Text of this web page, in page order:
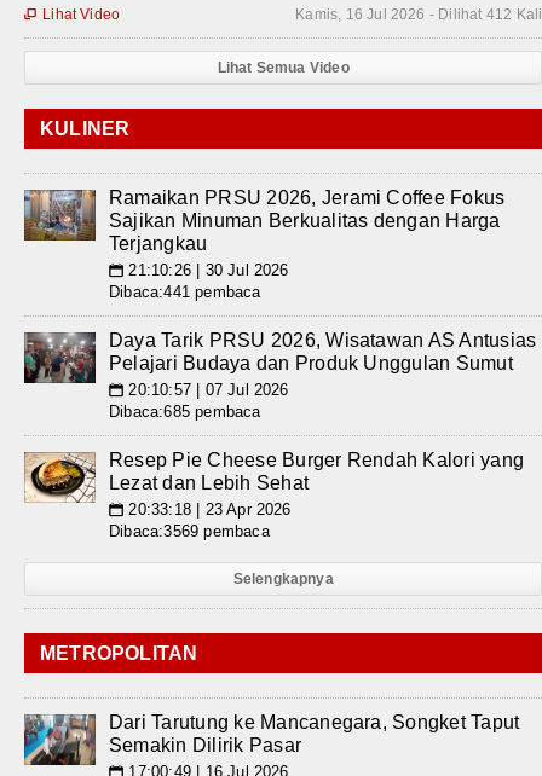
Kamis, 16 Jul 2026 - Dilihat 412 Kali
 Lihat Video
Lihat Semua Video
KULINER
Ramaikan PRSU 2026, Jerami Coffee Fokus
Sajikan Minuman Berkualitas dengan Harga
Terjangkau
📅 21:10:26 | 30 Jul 2026
Dibaca:441 pembaca
Daya Tarik PRSU 2026, Wisatawan AS Antusias
Pelajari Budaya dan Produk Unggulan Sumut
📅 20:10:57 | 07 Jul 2026
Dibaca:685 pembaca
Resep Pie Cheese Burger Rendah Kalori yang
Lezat dan Lebih Sehat
📅 20:33:18 | 23 Apr 2026
Dibaca:3569 pembaca
Selengkapnya
METROPOLITAN
Dari Tarutung ke Mancanegara, Songket Taput
Semakin Dilirik Pasar
📅 17:00:49 | 16 Jul 2026